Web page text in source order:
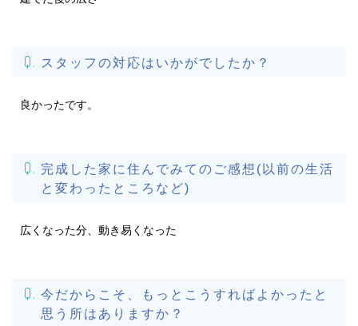
スタッフの対応はいかがでしたか？
良かったです。
完成した家に住んでみてのご感想(以前の生活
と変わったところなど)
広くなった分、動き易くなった
今だからこそ、もっとこうすればよかったと
思う所はありますか？